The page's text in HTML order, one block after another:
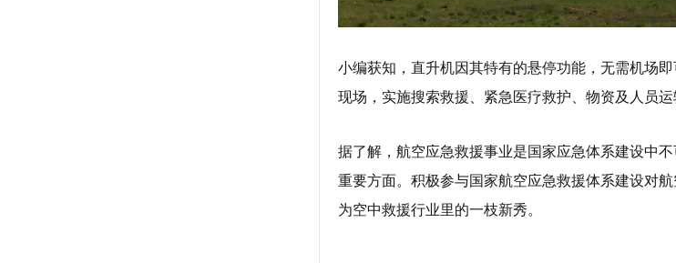
小编获知，直升机因其特有的悬停功能，无需机场
现场，实施搜索救援、紧急医疗救护、物资及人员
据了解，航空应急救援事业是国家应急体系建设中
重要方面。积极参与国家航空应急救援体系建设对
为空中救援行业里的一枝新秀。